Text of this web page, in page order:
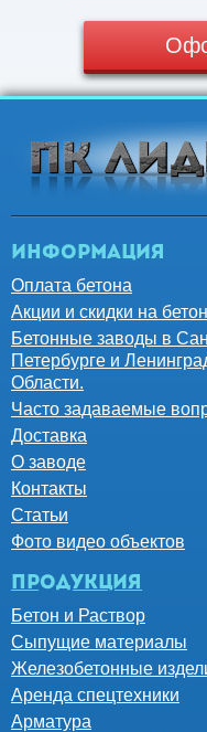
Информация
Оплата бетона
Акции и скидки на бетон
Бетонные заводы в
Петербурге и
Области.
Часто задаваемые
Доставка
О заводе
Контакты
Статьи
Фото видео объектов
Продукция
Бетон и Раствор
Сыпущие материалы
Железобетонные
Аренда спецтехники
Арматура